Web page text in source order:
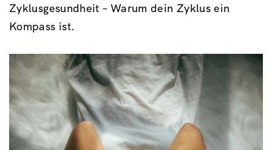
Zyklusgesundheit – Warum dein Zyklus ein
Kompass ist.